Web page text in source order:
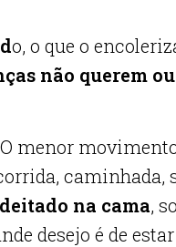
o, o que o
não querem
O menor
caminhada,
na cama,
desejo é de estar